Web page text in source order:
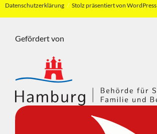
Datenschutzerklärung Stolz präsentiert von WordPress
Gefördert von